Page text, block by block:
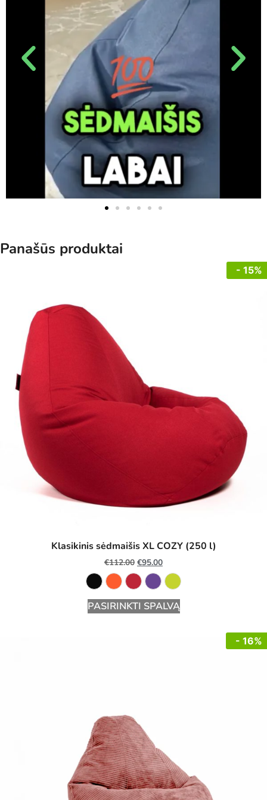
Panašūs produktai
- 15%
Klasikinis sėdmaišis XL COZY (250 l)
€112.00 €95.00
PASIRINKTI SPALVĄ
- 16%